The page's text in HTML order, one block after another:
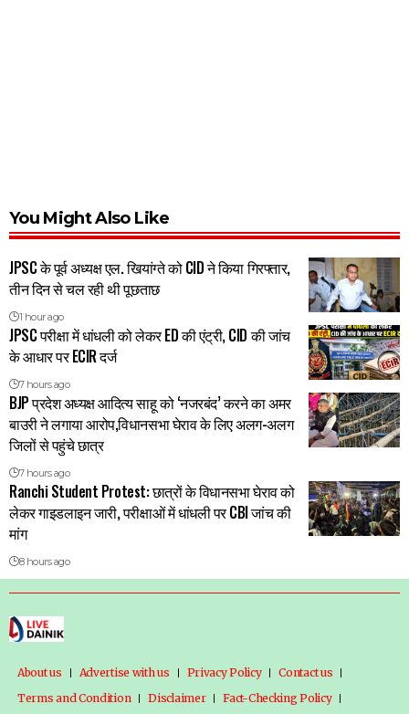
You Might Also Like
JPSC के पूर्व अध्यक्ष एल. खियांग्ते को CID ने किया गिरफ्तार,
तीन दिन से चल रही थी पूछताछ
1 hour ago
JPSC परीक्षा में धांधली को लेकर ED की एंट्री, CID की जांच
के आधार पर ECIR दर्ज
7 hours ago
BJP प्रदेश अध्यक्ष आदित्य साहू को ‘नजरबंद’ करने का अमर
बाउरी ने लगाया आरोप,विधानसभा घेराव के लिए अलग-अलग
जिलों से पहुंचे छात्र
7 hours ago
Ranchi Student Protest: छात्रों के विधानसभा घेराव को
लेकर गाइडलाइन जारी, परीक्षाओं में धांधली पर CBI जांच की
मांग
8 hours ago
About us Advertise with us Privacy Policy
Contact us
Terms and Condition
Disclaimer Fact-Checking Policy